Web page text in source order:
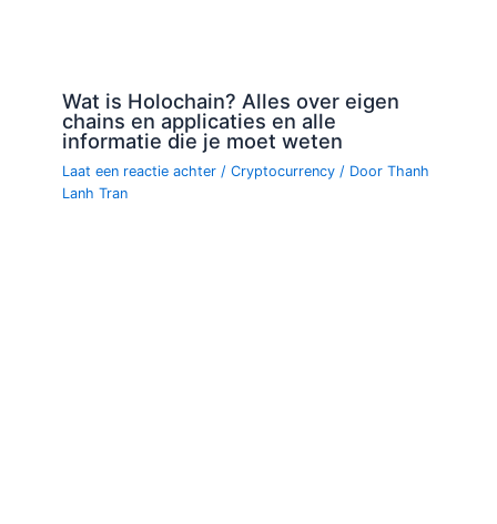
Wat is Holochain? Alles over eigen
chains en applicaties en alle
informatie die je moet weten
Laat een reactie achter /Cryptocurrency / DoorThanh
Lanh Tran